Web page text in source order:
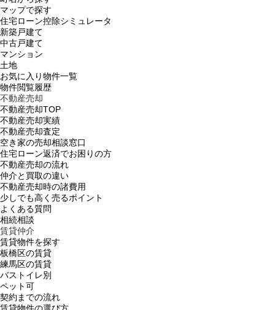
マップで探す
住宅ローン控除シミュレータ
新築戸建て
中古戸建て
マンション
土地
お気に入り物件一覧
物件閲覧履歴
不動産売却
不動産売却TOP
不動産売却実績
不動産売却査定
空き家の売却相談窓口
住宅ローン返済でお困りの方
不動産売却の流れ
仲介と買取の違い
不動産売却時の諸費用
少しでも高く売るポイント
よくある質問
相続相談
賃貸仲介
賃貸物件を探す
板橋区の賃貸
練馬区の賃貸
バストイレ別
ペット可
契約までの流れ
賃貸物件の選び方